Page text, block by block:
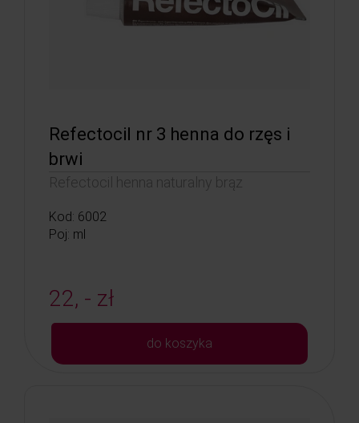
Refectocil nr 3 henna do rzęs i
brwi
Refectocil henna naturalny brąz
Kod: 6002
Poj: ml
22, - zł
do koszyka